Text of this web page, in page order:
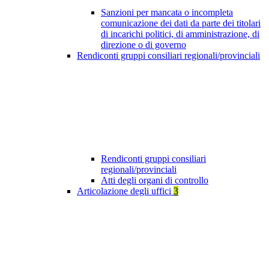
Sanzioni per mancata o incompleta
comunicazione dei dati da parte dei titolari
di incarichi politici, di amministrazione, di
direzione o di governo
Rendiconti gruppi consiliari regionali/provinciali
Rendiconti gruppi consiliari
regionali/provinciali
Atti degli organi di controllo
Articolazione degli uffici 3